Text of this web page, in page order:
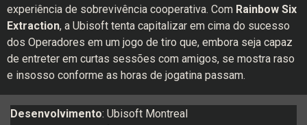
experiência de sobrevivência cooperativa. Com Rainbow Six
Extraction, a Ubisoft tenta capitalizar em cima do sucesso
dos Operadores em um jogo de tiro que, embora seja capaz
de entreter em curtas sessões com amigos, se mostra raso
e insosso conforme as horas de jogatina passam.
Desenvolvimento: Ubisoft Montreal